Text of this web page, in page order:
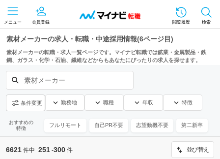
メニュー 会員登録 閲覧履歴 検索
素材メーカーの求人・転職・中途採用情報(6ページ目)
素材メーカーの転職・求人一覧ページです。マイナビ転職では鉱業・金属製品・鉄
鋼、ガラス・化学・石油、繊維などからもあなたにぴったりの求人を探せます。
素材メーカー
条件変更 勤務地 職種 年収 特徴
おすすめの
特徴
フルリモート 自己PR不要 志望動機不要 第二新卒
6621 件中 251 -300 件 並び替え